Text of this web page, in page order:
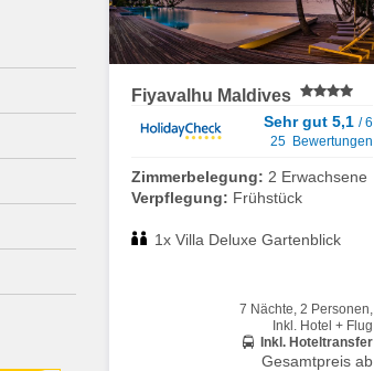
Fiyavalhu Maldives
Sehr gut 5,1 / 6
25 Bewertungen
Zimmerbelegung: 2 Erwachsene
Verpflegung: Frühstück
1x Villa Deluxe Gartenblick
7 Nächte, 2 Personen,
Inkl. Hotel + Flug
Inkl. Hoteltransfer
Gesamtpreis ab